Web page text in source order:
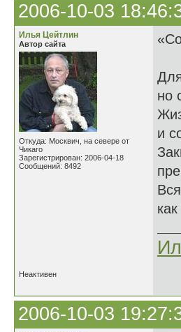
2006-10-03
Илья Цейтлин
Автор сайта
Откуда: Москвич, на севере от
Чикаго
Зарегистрирован: 2006-04-18
Сообщений: 8492
но
и
Неактивен
2006-10-03